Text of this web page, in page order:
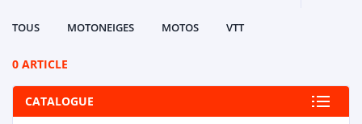
TOUS MOTONEIGES MOTOS VTT
0 ARTICLE
CATALOGUE